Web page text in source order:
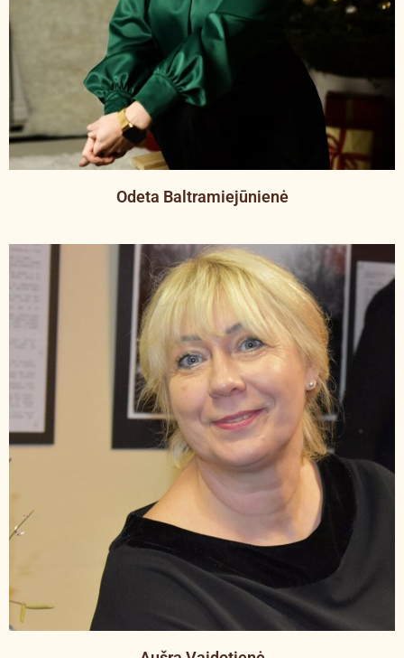
Odeta Baltramiejūnienė